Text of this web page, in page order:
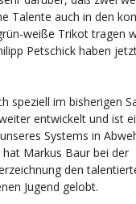
Talente auch in den
weiße Trikot tragen
Petschick haben
speziell im bisherigen
entwickelt und ist
Systems in
hat Markus Baur bei der
den
Jugend gelobt.